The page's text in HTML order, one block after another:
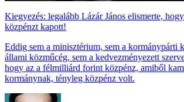
Kiegyezés: legalább Lázár János elismerte,
közpénzt kapott!
Eddig sem a minisztérium, sem a kormánypárti
állami közműcég, sem a kedvezményezett
hogy az a félmilliárd forint közpénz, amiből
kormánynak, tényleg közpénz volt.